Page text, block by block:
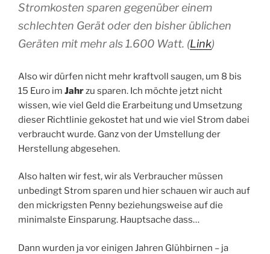
Stromkosten sparen gegenüber einem
schlechten Gerät oder den bisher üblichen
Geräten mit mehr als 1.600 Watt. (Link)
Also wir dürfen nicht mehr kraftvoll saugen, um 8 bis
15 Euro im Jahrzu sparen. Ich möchte jetzt nicht
wissen, wie viel Geld die Erarbeitung und Umsetzung
dieser Richtlinie gekostet hat und wie viel Strom dabei
verbraucht wurde. Ganz von der Umstellung der
Herstellung abgesehen.
Also halten wir fest, wir als Verbraucher müssen
unbedingt Strom sparen und hier schauen wir auch auf
den mickrigsten Penny beziehungsweise auf die
minimalste Einsparung. Hauptsache dass…
Dann wurden ja vor einigen Jahren Glühbirnen – ja